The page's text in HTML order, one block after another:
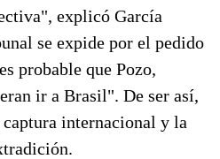
explicó García
se expide por el pedido
probable que Pozo,
ir a Brasil". De ser así,
internacional y la